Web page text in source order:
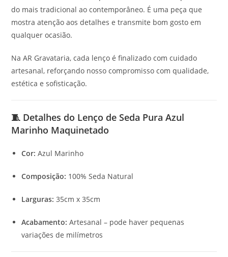
do mais tradicional ao contemporâneo. É uma peça que
mostra atenção aos detalhes e transmite bom gosto em
qualquer ocasião.
Na AR Gravataria, cada lenço é finalizado com cuidado
artesanal, reforçando nosso compromisso com qualidade,
estética e sofisticação.
🧵 Detalhes do Lenço de Seda Pura Azul
Marinho Maquinetado
Cor: Azul Marinho
Composição: 100% Seda Natural
Larguras: 35cm x 35cm
Acabamento: Artesanal – pode haver pequenas
variações de milímetros